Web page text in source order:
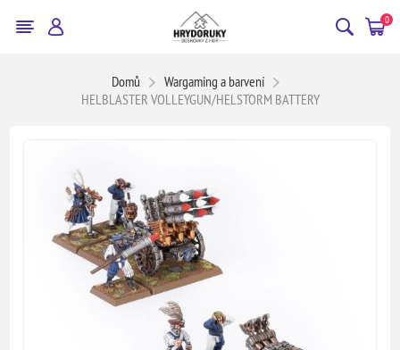
0
Domů
Wargaming a barvení
HELBLASTER VOLLEYGUN/HELSTORM BATTERY